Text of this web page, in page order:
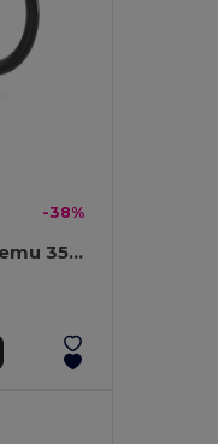
-38%
Keramický hrnek o objemu 350 ml